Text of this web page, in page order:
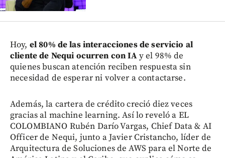
Hoy, el 80% de las interacciones de servicio al
cliente de Nequi ocurren con IAy el 98% de
quienes buscan atención reciben respuesta sin
necesidad de esperar ni volver a contactarse.
Además, la cartera de crédito creció diez veces
gracias al machine learning. Así lo reveló a EL
COLOMBIANO Rubén Darío Vargas, Chief Data & AI
Officer de Nequi, junto a Javier Cristancho, líder de
Arquitectura de Soluciones de AWS para el Norte de